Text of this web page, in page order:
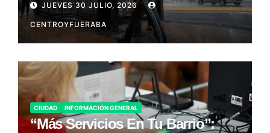
JUEVES 30 JULIO, 2026
CENTROYFUERABA
CIUDAD INFORMACIÓN GENERAL
“Más Servicios En Tu Barrio”: